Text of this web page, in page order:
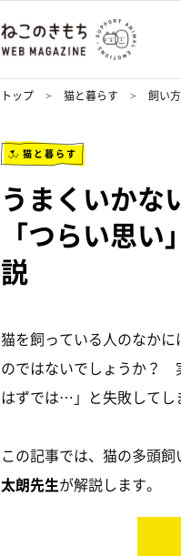
トップ 猫と暮らす 飼い方
猫と暮らす
うまくいか
「つらい思
説
猫を飼っている人のなか
のではないでしょうか？
はずでは…」と失敗してし
この記事では、猫の多頭飼
太朗先生が解説します。